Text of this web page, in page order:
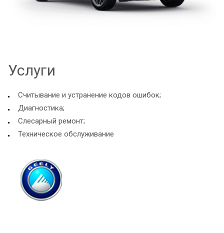
Услуги
Считывание и устранение кодов ошибок;
Диагностика;
Слесарный ремонт;
Техническое обслуживание